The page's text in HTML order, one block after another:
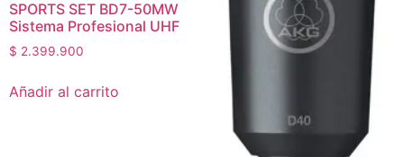
SPORTS SET BD7-50MW
Sistema Profesional UHF
$ 2.399.900
Añadir al carrito